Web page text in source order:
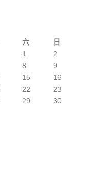
六 日
1
2
8
9
15
16
22
23
29
30